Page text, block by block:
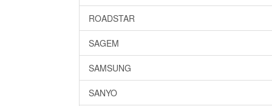
ROADSTAR
SAGEM
SAMSUNG
SANYO